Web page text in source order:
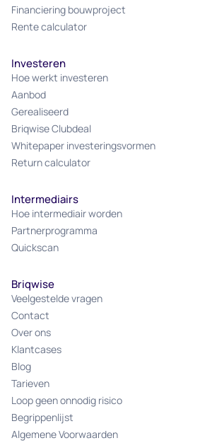
Financiering bouwproject
Rente calculator
Investeren
Hoe werkt investeren
Aanbod
Gerealiseerd
Briqwise Clubdeal
Whitepaper investeringsvormen
Return calculator
Intermediairs
Hoe intermediair worden
Partnerprogramma
Quickscan
Briqwise
Veelgestelde vragen
Contact
Over ons
Klantcases
Blog
Tarieven
Loop geen onnodig risico
Begrippenlijst
Algemene Voorwaarden